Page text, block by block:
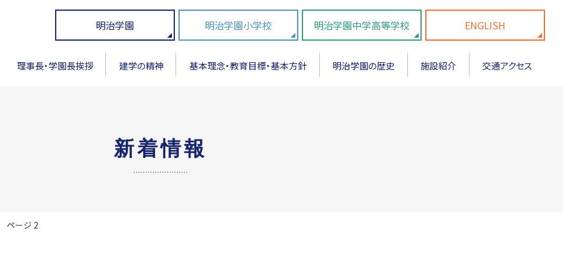
明治学園 明治学園小学校 明治学園中学高等学校 ENGLISH
理事長・学園長挨拶 建学の精神 基本理念・教育目標・基本方針 明治学園の歴史 施設紹介 交通アクセス
新着情報
ページ 2